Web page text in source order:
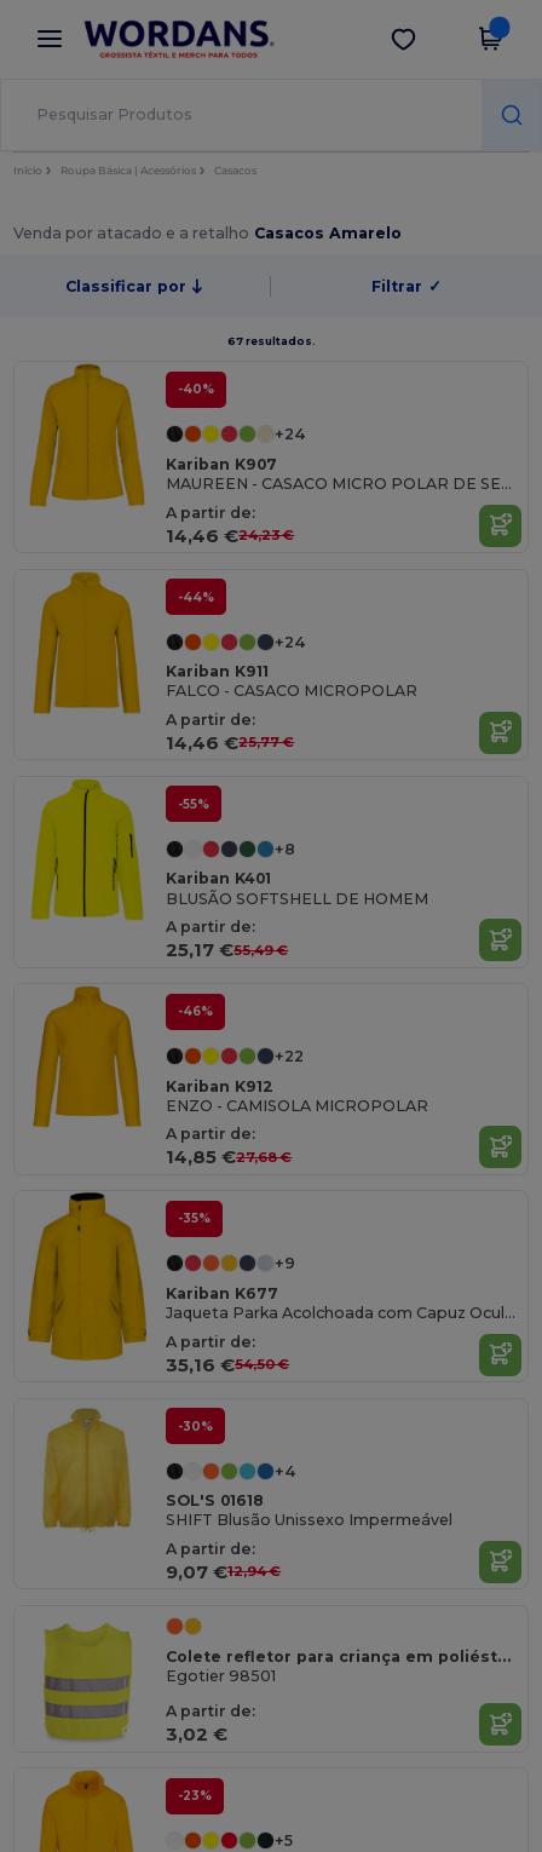
× App Wordans
Melhores preços na app!
Obter app
Início Roupa Básica | Acessórios Casacos
Venda por atacado e a retalho Casacos Amarelo
Classificar por Filtrar ✓
67 resultados.
-40%
+24
Kariban K907
MAUREEN - CASACO MICRO POLAR DE SENHORA
A partir de:
14,46 €24,23 €
-44%
+24
Kariban K911
FALCO - CASACO MICROPOLAR
A partir de:
14,46 €25,77 €
-55%
+8
Kariban K401
BLUSÃO SOFTSHELL DE HOMEM
A partir de:
25,17 €55,49 €
-46%
+22
Kariban K912
ENZO - CAMISOLA MICROPOLAR
A partir de:
14,85 €27,68 €
-35%
+9
Kariban K677
Jaqueta Parka Acolchoada com Capuz Oculto
A partir de:
35,16 €54,50 €
-30%
+4
SOL'S 01618
SHIFT Blusão Unissexo Impermeável
A partir de:
9,07 €12,94 €
Colete refletor para criança em poliéster (100%)
Egotier 98501
A partir de:
3,02 €
-23%
+5